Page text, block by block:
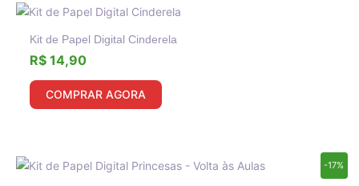
Kit de Papel Digital Cinderela
R$14,90
COMPRAR AGORA
-17%
O
O